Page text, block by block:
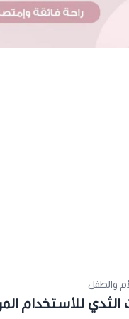
والطفل
للأستخدام